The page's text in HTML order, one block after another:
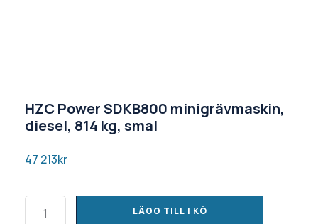
HZC Power SDKB800 minigrävmaskin,
diesel, 814 kg, smal
47 213kr
LÄGG TILL I KÖ